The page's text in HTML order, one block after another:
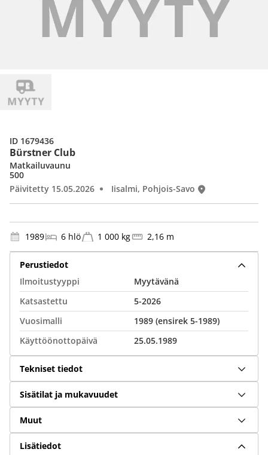
Bürstner Club
Matkailuvaunu
500
Päivitetty 15.05.2026
Iisalmi, Pohjois-Savo
ID 1679436
1989 6 hlö 1 000 kg 2,16 m
Perustiedot
Ilmoitustyyppi
Myytävänä
Katsastettu
5-2026
Vuosimalli
1989 (ensirek 5-1989)
Käyttöönottopäivä
25.05.1989
Tekniset tiedot
Sisätilat ja mukavuudet
Muut
Lisätiedot